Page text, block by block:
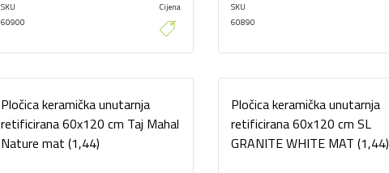
SKU
60900
Cijena
SKU
60890
Pločica keramička unutarnja
retificirana 60x120 cm Taj Mahal
Nature mat (1,44)
Pločica keramička unutarnja
retificirana 60x120 cm SL
GRANITE WHITE MAT (1,44)